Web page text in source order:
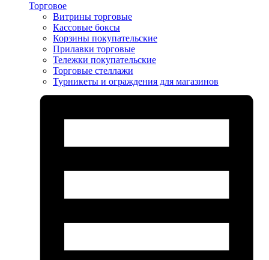
Торговое
Витрины торговые
Кассовые боксы
Корзины покупательские
Прилавки торговые
Тележки покупательские
Торговые стеллажи
Турникеты и ограждения для магазинов